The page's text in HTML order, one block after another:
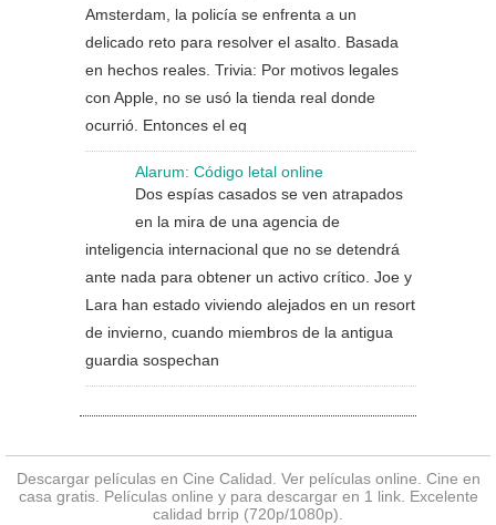
Amsterdam, la policía se enfrenta a un
delicado reto para resolver el asalto. Basada
en hechos reales. Trivia: Por motivos legales
con Apple, no se usó la tienda real donde
ocurrió. Entonces el eq
Alarum: Código letal online
Dos espías casados se ven atrapados
en la mira de una agencia de
inteligencia internacional que no se detendrá
ante nada para obtener un activo crítico. Joe y
Lara han estado viviendo alejados en un resort
de invierno, cuando miembros de la antigua
guardia sospechan
Descargar películas en Cine Calidad. Ver películas online . Cine en
casa gratis. Películas online y para descargar en 1 link. Excelente
calidad brrip (720p/1080p).